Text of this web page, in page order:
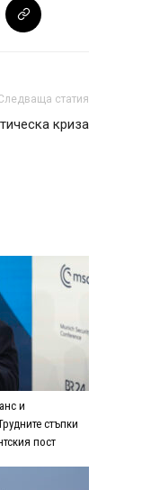
статия
криза
и
стъпки
пост